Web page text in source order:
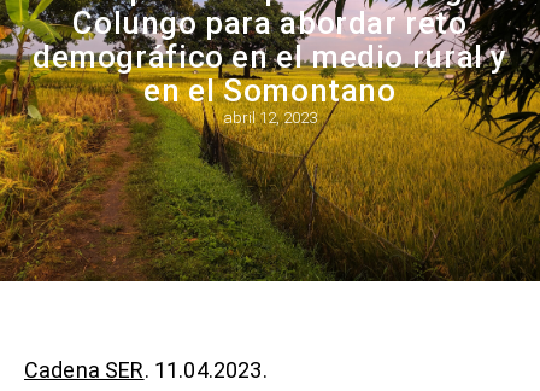
Colungo para abordar reto
demográfico en el medio rural y
en el Somontano
abril 12, 2023
Cadena SER. 11.04.2023.